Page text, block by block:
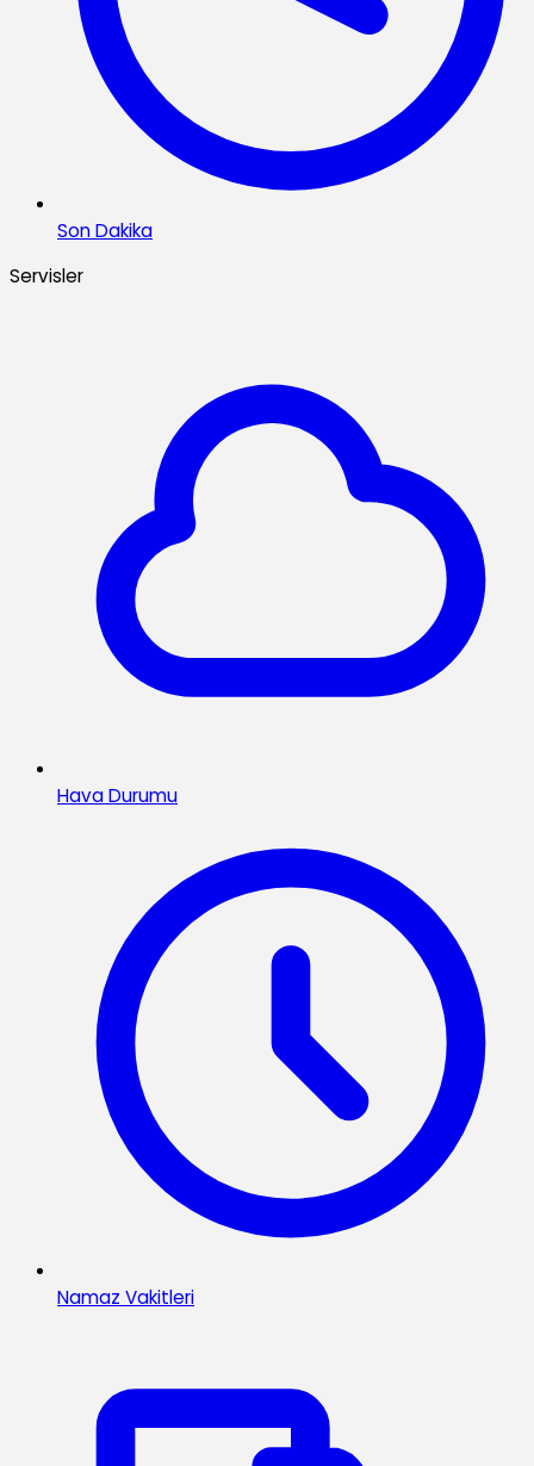
Son Dakika
Servisler
Hava Durumu
Namaz Vakitleri